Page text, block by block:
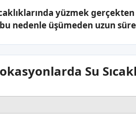
yüzmek
nedenle üşümeden uzun
Su